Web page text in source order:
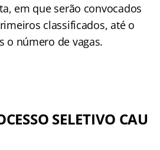
em que serão convocados
classificados, até o
o número de vagas.
SELETIVO CAU